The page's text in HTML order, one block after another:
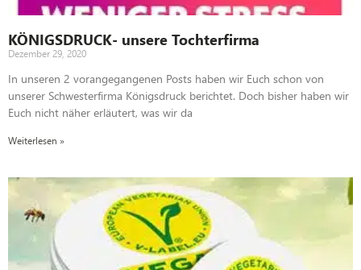
KÖNIGSDRUCK- unsere Tochterfirma
Dezember 29, 2020
In unseren 2 vorangegangenen Posts haben wir Euch schon von
unserer Schwesterfirma Königsdruck berichtet. Doch bisher haben wir
Euch nicht näher erläutert, was wir da
Weiterlesen »